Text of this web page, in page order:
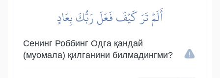
أَلَمۡ تَرَ كَيۡفَ فَعَلَ رَبُّكَ بِعَادٍ
Сенинг Роббинг Одга қандай
(муомала) қилганини билмадингми?